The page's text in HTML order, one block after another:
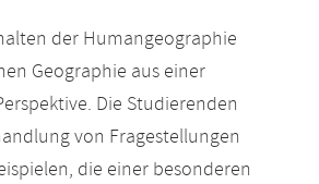
der Humangeographie
Geographie aus einer
Die Studierenden
von Fragestellungen
die einer besonderen